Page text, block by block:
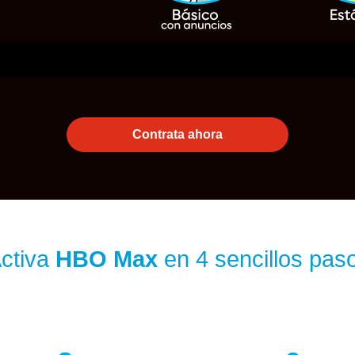
Contrata ahora
HBO Maxen 4 sencillos